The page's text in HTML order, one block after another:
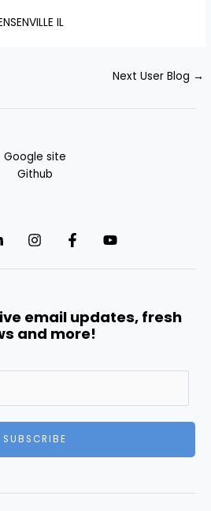
IL
Next User Blog →
Google site
Github
email updates, fresh
and more!
SUBSCRIBE